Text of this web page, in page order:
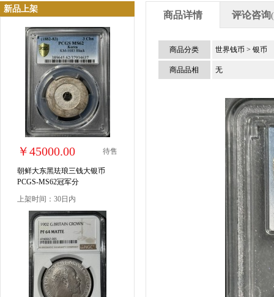
新品上架
￥45000.00 待售
朝鲜大东黑珐琅三钱大银币
PCGS-MS62冠军分
上架时间：30日内
商品详情 评论咨询(
商品分类 世界钱币 > 银币
商品品相 无